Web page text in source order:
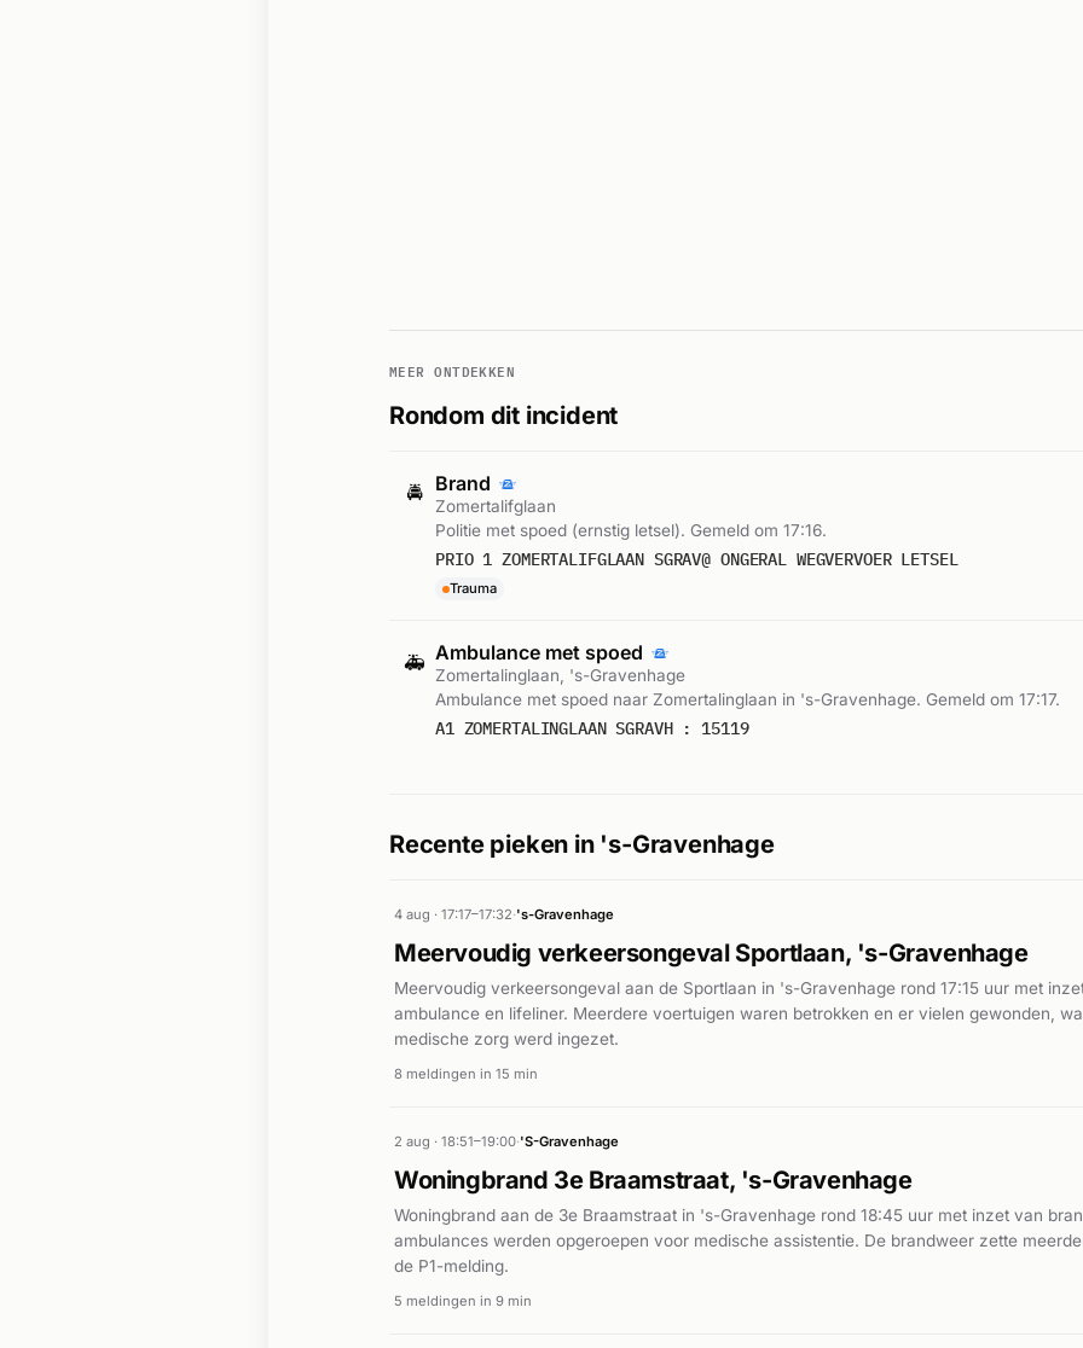
MEER ONTDEKKEN
Rondom dit incident
🚔 Brand
Zomertalifglaan
Politie met spoed (ernstig letsel). Gemeld om 17:16.
PRIO 1 ZOMERTALIFGLAAN SGRAV@ ONGERAL WEGVERVOER LETSEL
Trauma
🚑 Ambulance met spoed
Zomertalinglaan, 's-Gravenhage
Ambulance met spoed naar Zomertalinglaan in 's-Gravenhage. Gemeld om 17:17.
A1 ZOMERTALINGLAAN SGRAVH : 15119
Recente pieken in 's-Gravenhage
4 aug · 17:17–17:32·'s-Gravenhage
Meervoudig verkeersongeval Sportlaan, 's-Gravenhage
Meervoudig verkeersongeval aan de Sportlaan in 's-Gravenhage rond 17:15 uur met
ambulance en lifeliner. Meerdere voertuigen waren betrokken en er vielen gewonden,
medische zorg werd ingezet.
8 meldingen in 15 min
2 aug · 18:51–19:00·'S-Gravenhage
Woningbrand 3e Braamstraat, 's-Gravenhage
Woningbrand aan de 3e Braamstraat in 's-Gravenhage rond 18:45 uur met inzet van
ambulances werden opgeroepen voor medische assistentie. De brandweer zette
de P1-melding.
5 meldingen in 9 min